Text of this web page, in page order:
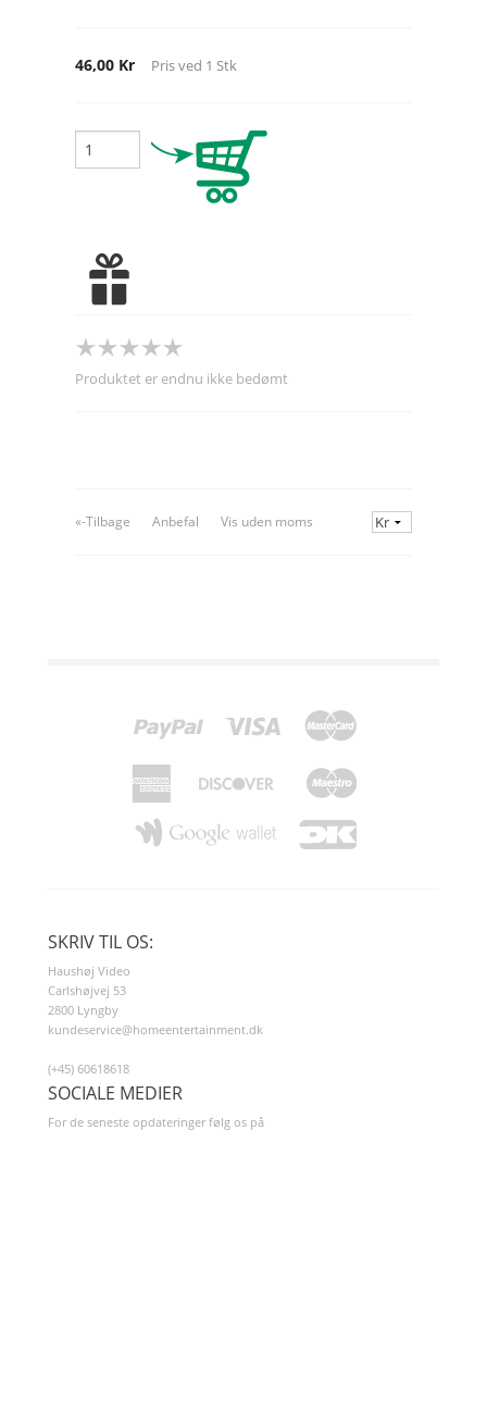
46,00 Kr Pris ved 1 Stk
Produktet er endnu ikke bedømt
«-Tilbage Anbefal Vis uden moms
SKRIV TIL OS:
Haushøj Video
Carlshøjvej 53
2800 Lyngby
kundeservice@homeentertainment.dk
(+45) 60618618
SOCIALE MEDIER
For de seneste opdateringer følg os på